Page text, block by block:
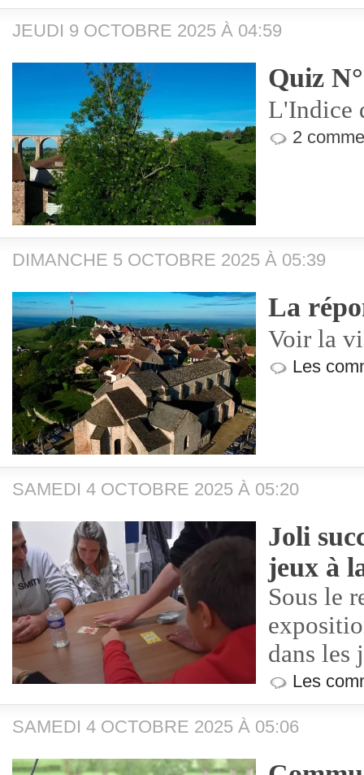
JEUDI 9 OCTOBRE 2025 À 04:59
Quiz
L'Indice
2
DIMANCHE 5 OCTOBRE 2025 À 05:39
La
Voir la
Les
SAMEDI 4 OCTOBRE 2025 À 05:20
Joli
jeux à
Sous le
dans les
Les
SAMEDI 4 OCTOBRE 2025 À 05:06